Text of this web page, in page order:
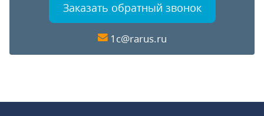
Заказать обратный звонок
1c@rarus.ru